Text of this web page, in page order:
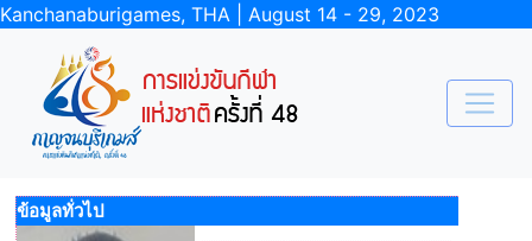
Kanchanaburigames, THA | August 14 - 29, 2023
ข้อมูลทั่วไป